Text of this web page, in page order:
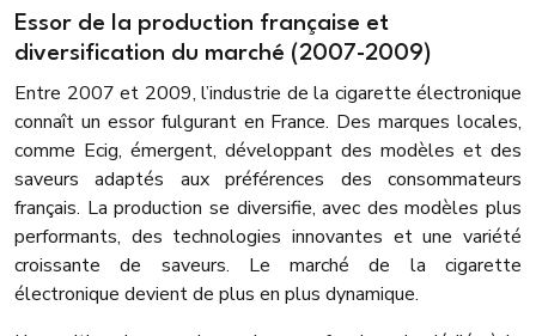
Essor de la production française et
diversification du marché (2007-2009)
Entre 2007 et 2009, l’industrie de la cigarette électronique
connaît un essor fulgurant en France. Des marques locales,
comme Ecig, émergent, développant des modèles et des
saveurs adaptés aux préférences des consommateurs
français. La production se diversifie, avec des modèles plus
performants, des technologies innovantes et une variété
croissante de saveurs. Le marché de la cigarette
électronique devient de plus en plus dynamique.